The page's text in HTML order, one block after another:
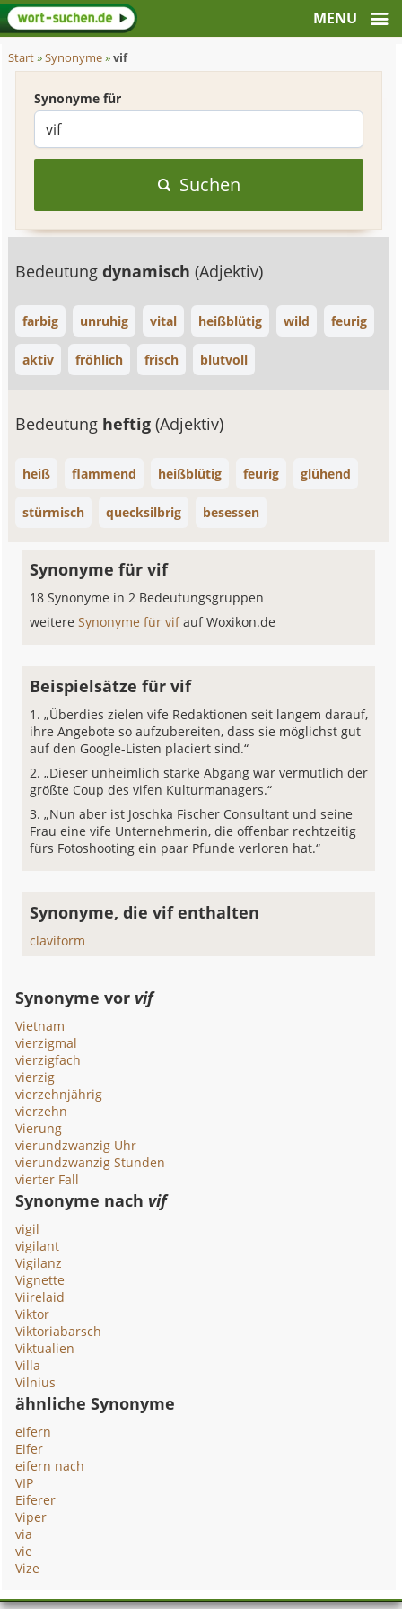
Start»Synonyme»vif
Synonyme für
Suchen
Bedeutungdynamisch(Adjektiv)
farbig unruhig vital heißblütig wild feurig
aktiv fröhlich frisch blutvoll
Bedeutung heftig(Adjektiv)
heiß flammend heißblütig feurig glühend
stürmisch quecksilbrig besessen
Synonyme für vif
18 Synonyme in 2 Bedeutungsgruppen
weitereSynonyme für vifauf Woxikon.de
Beispielsätze für vif
„Überdies zielen vife Redaktionen seit langem darauf,
ihre Angebote so aufzubereiten, dass sie möglichst gut
auf den Google-Listen placiert sind.“
„Dieser unheimlich starke Abgang war vermutlich der
größte Coup des vifen Kulturmanagers.“
„Nun aber ist Joschka Fischer Consultant und seine
Frau eine vife Unternehmerin, die offenbar rechtzeitig
fürs Fotoshooting ein paar Pfunde verloren hat.“
Synonyme, die vif enthalten
claviform
Synonyme vor vif
Vietnam
vierzigmal
vierzigfach
vierzig
vierzehnjährig
vierzehn
Vierung
vierundzwanzig Uhr
vierundzwanzig Stunden
vierter Fall
Synonyme nach vif
vigil
vigilant
Vigilanz
Vignette
Viirelaid
Viktor
Viktoriabarsch
Viktualien
Villa
Vilnius
ähnliche Synonyme
eifern
Eifer
eifern nach
VIP
Eiferer
Viper
via
vie
Vize